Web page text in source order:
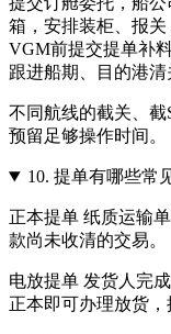
箱，安排装柜、报
VGM前提交提单补
跟进船期、目的港清
不同航线的截关、
预留足够操作时间。
10. 提单有哪些常
正本提单 纸质运输
款尚未收清的交易。
电放提单 发货人完
正本即可办理放货，